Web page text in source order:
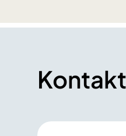
Kontakt